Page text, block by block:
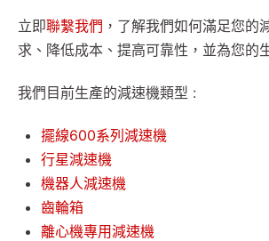
立即聯繫我們 ，了解我們如何滿足您的
求、降低成本、提高可靠性，並為您的
我們目前生產的減速機類型 :
擺線600系列減速機
行星減速機
機器人減速機
齒輪箱
離心機專用減速機